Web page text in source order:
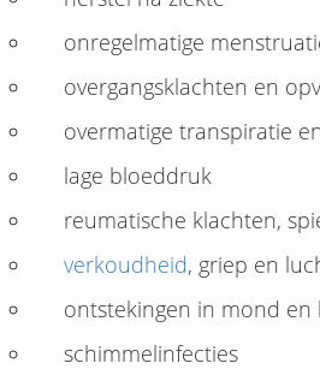
onregelmatige
overgangsklachten en
overmatige transpiratie
lage bloeddruk
reumatische klachten,
verkoudheid, griep en
ontstekingen in mond en
schimmelinfecties